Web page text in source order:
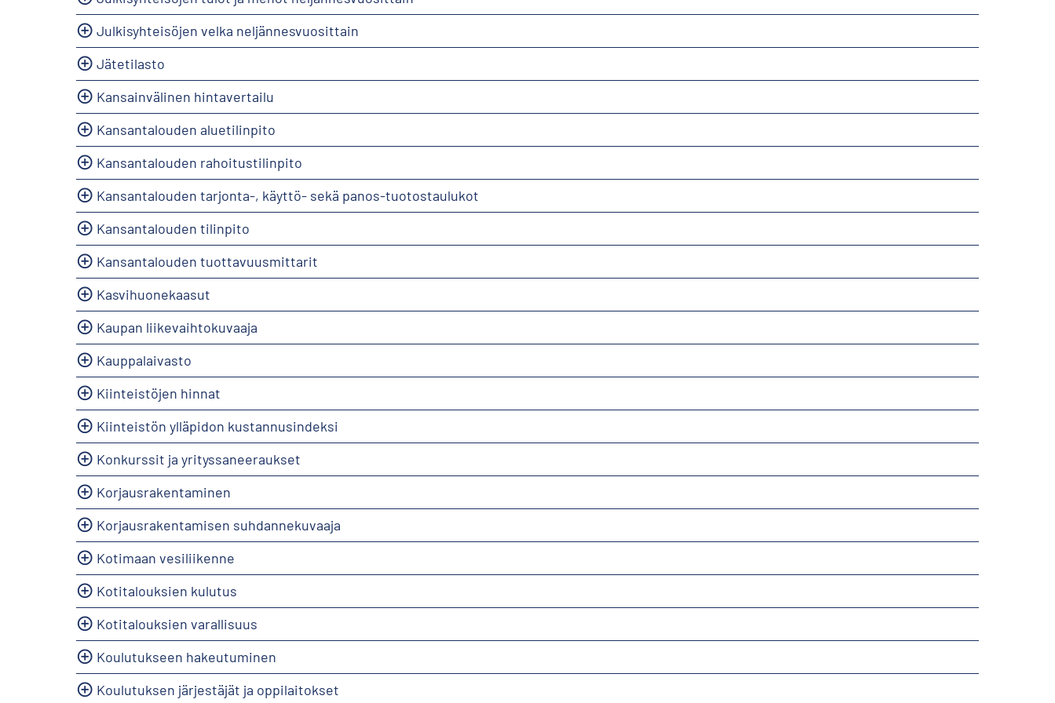
Julkisyhteisöjen velka neljännesvuosittain
Jätetilasto
Kansainvälinen hintavertailu
Kansantalouden aluetilinpito
Kansantalouden rahoitustilinpito
Kansantalouden tarjonta-, käyttö- sekä panos-tuotostaulukot
Kansantalouden tilinpito
Kansantalouden tuottavuusmittarit
Kasvihuonekaasut
Kaupan liikevaihtokuvaaja
Kauppalaivasto
Kiinteistöjen hinnat
Kiinteistön ylläpidon kustannusindeksi
Konkurssit ja yrityssaneeraukset
Korjausrakentaminen
Korjausrakentamisen suhdannekuvaaja
Kotimaan vesiliikenne
Kotitalouksien kulutus
Kotitalouksien varallisuus
Koulutukseen hakeutuminen
Koulutuksen järjestäjät ja oppilaitokset